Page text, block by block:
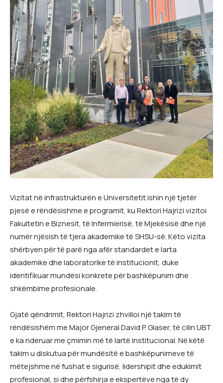
Vizitat në infrastrukturën e Universitetit ishin një tjetër
pjesë e rëndësishme e programit, ku Rektori Hajrizi vizitoi
Fakultetin e Biznesit, të Infermierisë, të Mjekësisë dhe një
numër njësish të tjera akademike të SHSU-së. Këto vizita
shërbyen për të parë nga afër standardet e larta
akademike dhe laboratorike të institucionit, duke
identifikuar mundësi konkrete për bashkëpunim dhe
shkëmbime profesionale.
Gjatë qëndrimit, Rektori Hajrizi zhvilloi një takim të
rëndësishëm me Major Gjeneral David P. Glaser, të cilin UBT
e ka nderuar me çmimin më të lartë institucional. Në këtë
takim u diskutua për mundësitë e bashkëpunimeve të
mëtejshme në fushat e sigurisë, lidershipit dhe edukimit
profesional, si dhe përfshirja e ekspertëve nga të dy